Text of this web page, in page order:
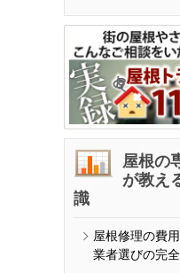
屋根の
が教え
識
屋根修理の費用
業者選びの完